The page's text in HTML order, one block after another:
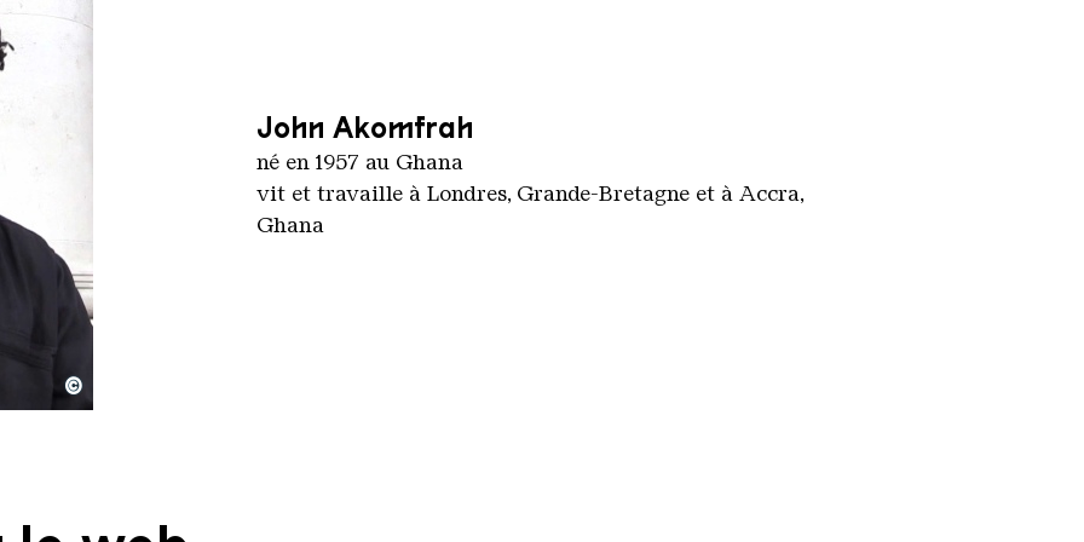
7Cardiff 20 October 2016
Artes Mundi 7, studio international, CC-BY-3.0
©
John Akomfrah
né en 1957 au Ghana
vit et travaille à Londres, Grande-Bretagne et à Accra,
Ghana